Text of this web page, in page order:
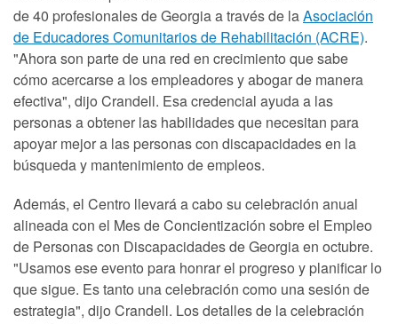
de 40 profesionales de Georgia a través de laAsociación
de Educadores Comunitarios de Rehabilitación (ACRE).
"Ahora son parte de una red en crecimiento que sabe
cómo acercarse a los empleadores y abogar de manera
efectiva", dijo Crandell. Esa credencial ayuda a las
personas a obtener las habilidades que necesitan para
apoyar mejor a las personas con discapacidades en la
búsqueda y mantenimiento de empleos.
Además, el Centro llevará a cabo su celebración anual
alineada con el Mes de Concientización sobre el Empleo
de Personas con Discapacidades de Georgia en octubre.
"Usamos ese evento para honrar el progreso y planificar lo
que sigue. Es tanto una celebración como una sesión de
estrategia", dijo Crandell. Los detalles de la celebración